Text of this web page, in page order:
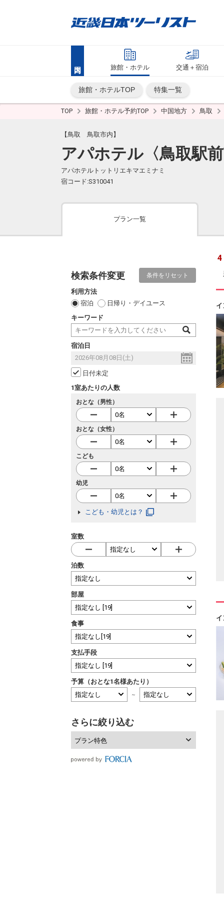
旅館・ホテル 交通＋宿泊
旅館・ホテルTOP 特集一覧
TOP 旅館・ホテル予約TOP 中国地方 鳥取
【鳥取 鳥取市内】
アパホテル〈鳥取駅
アパホテルトットリエキマエミナミ
宿コード:S310041
プラン一覧
検索条件変更 条件をリセット
利用方法
宿泊
日帰り・デイユース
キーワード
宿泊日
日付未定
1室あたりの人数
おとな（男性）
おとな（女性）
こども
幼児
こども・幼児とは？
室数
泊数
部屋
食事
支払手段
予算（おとな1名様あたり）
～
さらに絞り込む
プラン特色
4